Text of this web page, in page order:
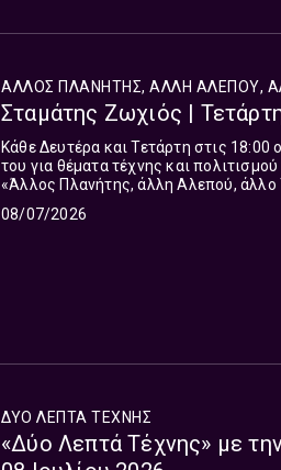
ΑΛΛΟΣ ΠΛΑΝΗΤΗΣ, ΑΛΛΗ ΑΛΕΠΟΥ,
Σταμάτης Ζωχιός |
Κάθε Δευτέρα και Τετάρτη στις 18:00
του για θέματα τέχνης και
«Άλλος Πλανήτης, άλλη Αλεπού, άλλο
08/07/2026
ΔΥΟ ΛΕΠΤΑ ΤΕΧΝΗΣ
«Δύο Λεπτά Τέχνης» με